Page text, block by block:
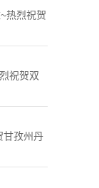
热烈祝贺
祝贺双
甘孜州丹